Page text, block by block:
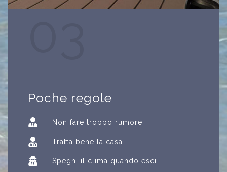
Poche regole
Non fare troppo rumore
Tratta bene la casa
Spegni il clima quando esci